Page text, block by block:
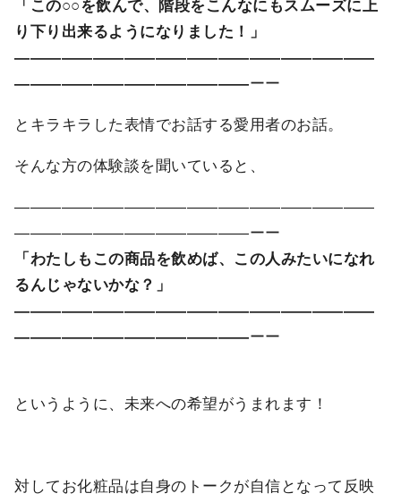
「この○○を飲んで、階段をこんなにもスムーズに上
り下り出来るようになりました！」
―――――――――――――――――――――――
―――――――――――――――ーー
とキラキラした表情でお話する愛用者のお話。
そんな方の体験談を聞いていると、
―――――――――――――――――――――――
―――――――――――――――ーー
「わたしもこの商品を飲めば、この人みたいになれ
るんじゃないかな？」
―――――――――――――――――――――――
―――――――――――――――ーー
というように、未来への希望がうまれます！
対してお化粧品は自身のトークが自信となって反映